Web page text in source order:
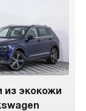
из экокожи